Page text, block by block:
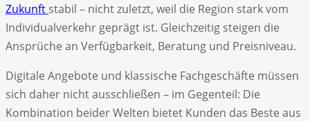
Zukunft stabil – nicht zuletzt, weil die Region stark vom
Individualverkehr geprägt ist. Gleichzeitig steigen die
Ansprüche an Verfügbarkeit, Beratung und Preisniveau.
Digitale Angebote und klassische Fachgeschäfte müssen
sich daher nicht ausschließen – im Gegenteil: Die
Kombination beider Welten bietet Kunden das Beste aus